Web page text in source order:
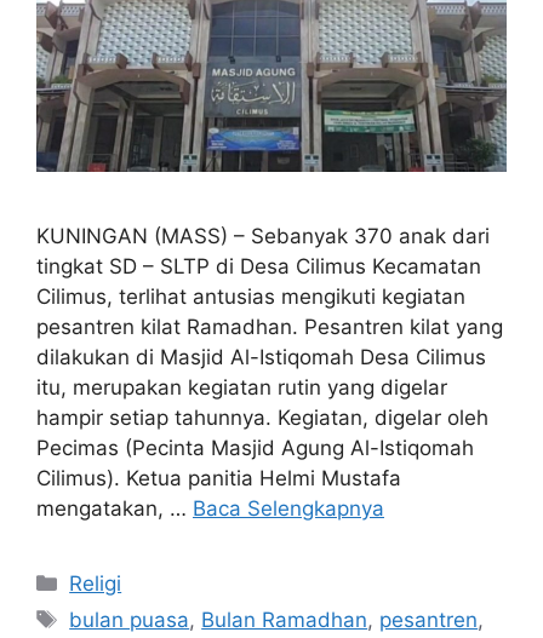
KUNINGAN (MASS) – Sebanyak 370 anak dari
tingkat SD – SLTP di Desa Cilimus Kecamatan
Cilimus, terlihat antusias mengikuti kegiatan
pesantren kilat Ramadhan. Pesantren kilat yang
dilakukan di Masjid Al-Istiqomah Desa Cilimus
itu, merupakan kegiatan rutin yang digelar
hampir setiap tahunnya. Kegiatan, digelar oleh
Pecimas (Pecinta Masjid Agung Al-Istiqomah
Cilimus). Ketua panitia Helmi Mustafa
mengatakan, … Baca Selengkapnya
Kategori
Religi
Tag
bulan puasa, Bulan Ramadhan, pesantren,